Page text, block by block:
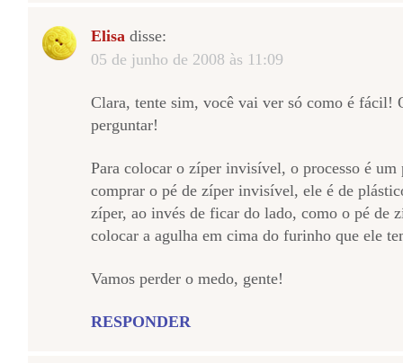
Elisa disse:
05 de junho de 2008 às 11:09
Clara, tente sim, você vai ver só como é fácil!
perguntar!
Para colocar o zíper invisível, o processo é
comprar o pé de zíper invisível, ele é de
zíper, ao invés de ficar do lado, como o pé de
colocar a agulha em cima do furinho que ele
Vamos perder o medo, gente!
RESPONDER